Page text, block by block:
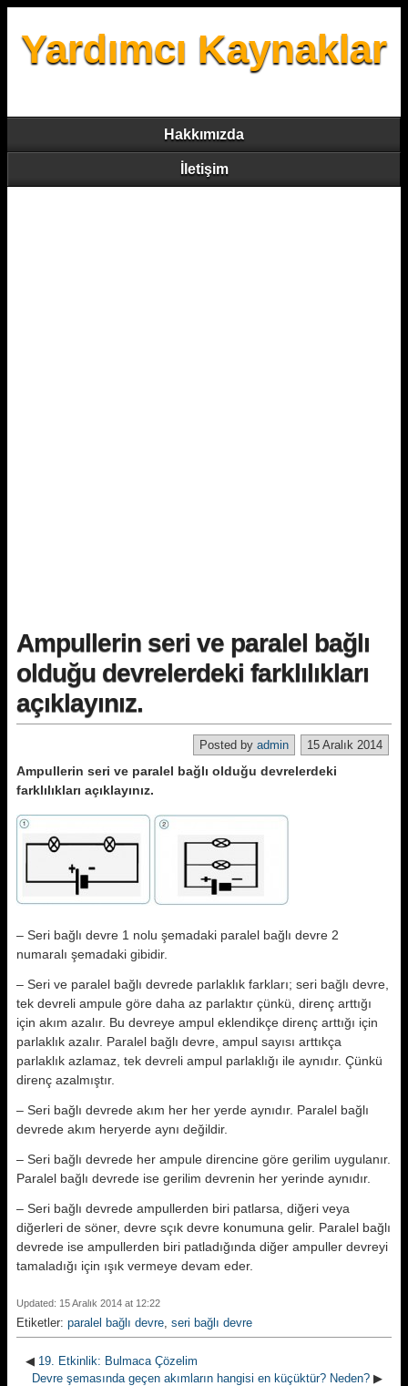
Yardımcı Kaynaklar
Hakkımızda
İletişim
Ampullerin seri ve paralel bağlı
olduğu devrelerdeki farklılıkları
açıklayınız.
15 Aralık 2014
Posted by admin
Ampullerin seri ve paralel bağlı olduğu devrelerdeki
farklılıkları açıklayınız.
– Seri bağlı devre 1 nolu şemadaki paralel bağlı devre 2
numaralı şemadaki gibidir.
– Seri ve paralel bağlı devrede parlaklık farkları; seri bağlı devre,
tek devreli ampule göre daha az parlaktır çünkü, direnç arttığı
için akım azalır. Bu devreye ampul eklendikçe direnç arttığı için
parlaklık azalır. Paralel bağlı devre, ampul sayısı arttıkça
parlaklık azlamaz, tek devreli ampul parlaklığı ile aynıdır. Çünkü
direnç azalmıştır.
– Seri bağlı devrede akım her her yerde aynıdır. Paralel bağlı
devrede akım heryerde aynı değildir.
– Seri bağlı devrede her ampule direncine göre gerilim uygulanır.
Paralel bağlı devrede ise gerilim devrenin her yerinde aynıdır.
– Seri bağlı devrede ampullerden biri patlarsa, diğeri veya
diğerleri de söner, devre sçık devre konumuna gelir. Paralel bağlı
devrede ise ampullerden biri patladığında diğer ampuller devreyi
tamaladığı için ışık vermeye devam eder.
Updated: 15 Aralık 2014 at 12:22
Etiketler: paralel bağlı devre, seri bağlı devre
◀ 19. Etkinlik: Bulmaca Çözelim
Devre şemasında geçen akımların hangisi en küçüktür? Neden? ▶